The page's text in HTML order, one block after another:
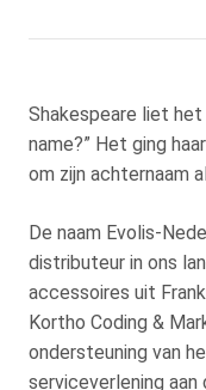
Shakespeare liet het
name?” Het ging
om zijn achternaam
De naam Evolis-
distributeur in ons
accessoires uit
Kortho Coding &
ondersteuning van
serviceverlening aan